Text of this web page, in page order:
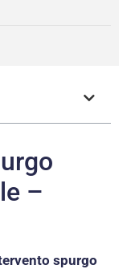
–
spurgo